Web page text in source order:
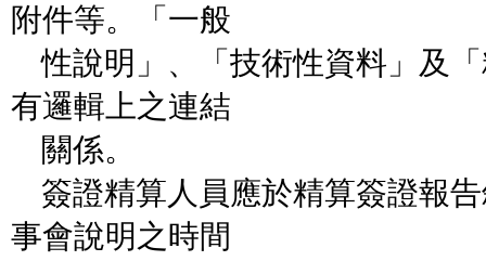
附件等。「一般
性說明」、「技術性資料」及
有邏輯上之連結
關係。
簽證精算人員應於精算簽證報
事會說明之時間